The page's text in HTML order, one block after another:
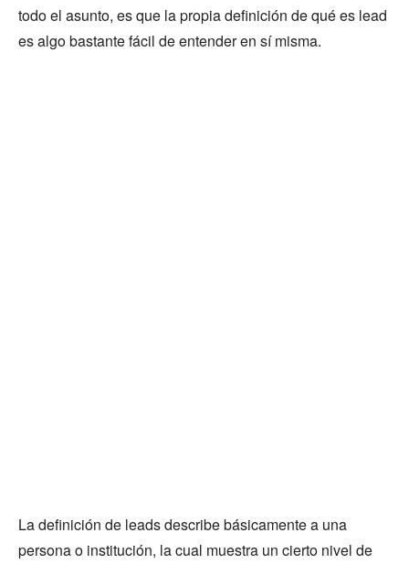
todo el asunto, es que la propia definición de qué es lead
es algo bastante fácil de entender en sí misma.
La definición de leads describe básicamente a una
persona o institución, la cual muestra un cierto nivel de